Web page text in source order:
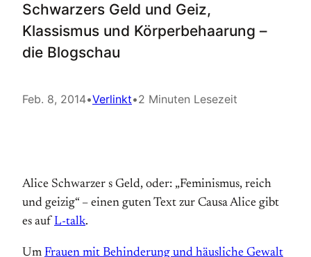
Schwarzers Geld und Geiz,
Klassismus und Körperbehaarung –
die Blogschau
Feb. 8, 2014•Verlinkt•2 Minuten Lesezeit
Alice Schwarzer s Geld, oder: „Feminismus, reich
und geizig“ – einen guten Text zur Causa Alice gibt
es auf L-talk.
Um Frauen mit Behinderung und häusliche Gewalt